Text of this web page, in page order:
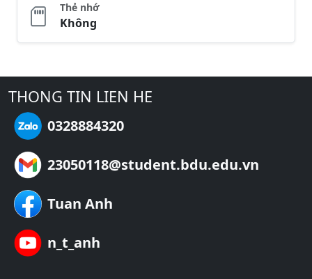
Thẻ nhớ
Không
THONG TIN LIEN HE
0328884320
23050118@student.bdu.edu.vn
Tuan Anh
n_t_anh